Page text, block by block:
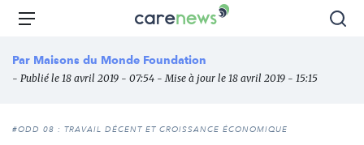
Aller
principal
Carenews,
média
des
l'engagement
Menu
Par Maisons du Monde Foundation
- Publié le 18 avril 2019 - 07:54 - Mise à jour le 18 avril 2019 - 15:15
#ODD 08 : TRAVAIL DÉCENT ET CROISSANCE ÉCONOMIQUE